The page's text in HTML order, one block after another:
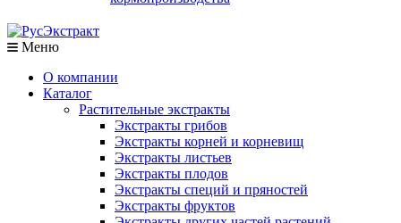
Меню
О компании
Каталог
Растительные экстракты
Экстракты грибов
Экстракты корней и корневищ
Экстракты листьев
Экстракты плодов
Экстракты специй и пряностей
Экстракты фруктов